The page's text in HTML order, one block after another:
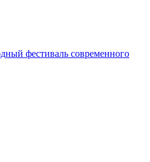
фестиваль современного